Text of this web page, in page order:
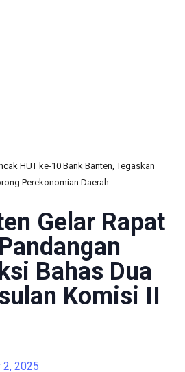
HUT ke-10 Bank Banten, Tegaskan
Perekonomian Daerah
Gelar Rapat
Bahas Dua
Komisi II
2, 2025